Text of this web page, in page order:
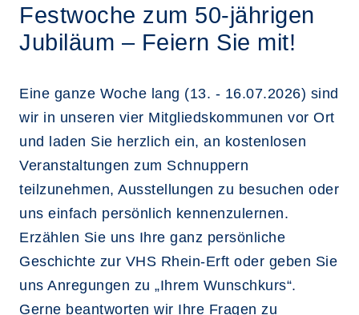
Festwoche zum 50-jährigen
Jubiläum – Feiern Sie mit!
Eine ganze Woche lang (13. - 16.07.2026) sind
wir in unseren vier Mitgliedskommunen vor Ort
und laden Sie herzlich ein, an kostenlosen
Veranstaltungen zum Schnuppern
teilzunehmen, Ausstellungen zu besuchen oder
uns einfach persönlich kennenzulernen.
Erzählen Sie uns Ihre ganz persönliche
Geschichte zur VHS Rhein-Erft oder geben Sie
uns Anregungen zu „Ihrem Wunschkurs“.
Gerne beantworten wir Ihre Fragen zu